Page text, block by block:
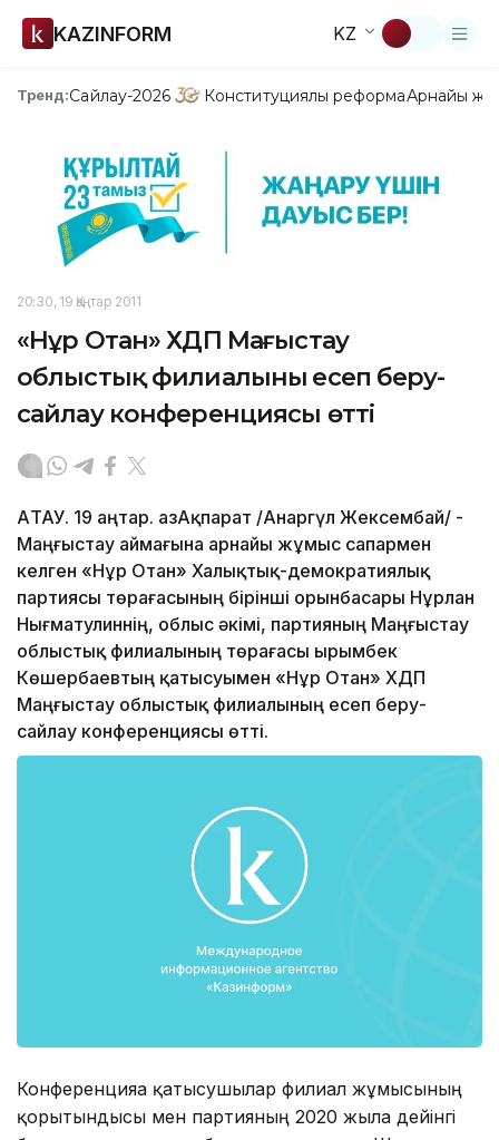
KAZINFORM KZ
Тренд:Сайлау-2026 Конституциялық реформаАрнайы
20:30, 19 Қаңтар 2011
«Нұр Отан» ХДП Маңғыстау
облыстық филиалының есеп беру-
сайлау конференциясы өтті
АҚТАУ. 19 Қаңтар. ҚазАқпарат /Анаргүл Жексембай/ -
Маңғыстау аймағына арнайы жұмыс сапармен
келген «Нұр Отан» Халықтық-демократиялық
партиясы төрағасының бірінші орынбасары Нұрлан
Нығматулиннің, облыс әкімі, партияның Маңғыстау
облыстық филиалының төрағасы Қырымбек
Көшербаевтың қатысуымен «Нұр Отан» ХДП
Маңғыстау облыстық филиалының есеп беру-
сайлау конференциясы өтті.
Конференцияға қатысушылар филиал жұмысының
қорытындысы мен партияның 2020 жылға дейінгі